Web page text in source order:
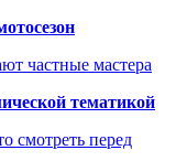
частные мастера
тематикой
смотреть перед